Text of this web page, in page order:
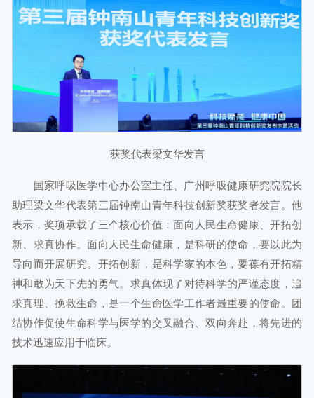
获奖代表梁文华发言
国家呼吸医学中心办公室主任、广州呼吸健康研究院院长
助理梁文华代表第三届钟南山青年科技创新奖获奖者发言。他
表示，奖项承载了三个核心价值：面向人民生命健康、开拓创
新、求真协作。面向人民生命健康，是科研的使命，要以此为
导向而开展研究。开拓创新，是科学家的本色，要葆有开拓精
神和敢为天下先的勇气。求真体现了对待科学的严谨态度，追
求真理、挽救生命，是一个生命医学工作者最重要的使命。团
结协作促使生命科学与医学的交叉融合、双向奔赴，将先进的
技术迅速应用于临床。